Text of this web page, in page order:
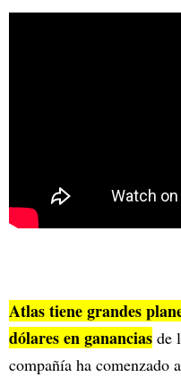
Atlas tiene grandes
dólares en ganancias de
compañía ha comenzado